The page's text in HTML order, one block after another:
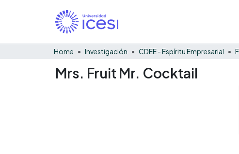
Home Investigación CDEE - Espíritu Empresarial
Mrs. Fruit Mr. Cocktail